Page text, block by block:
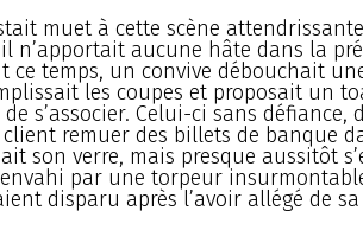
muet à cette scène
n’apportait aucune hâte dans la
ce temps, un convive débouchait
les coupes et proposait un
s’associer. Celui-ci sans défiance,
remuer des billets de banque
son verre, mais presque aussitôt
par une torpeur
disparu après l’avoir allégé de